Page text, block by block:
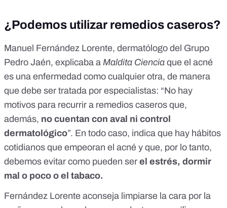
¿Podemos utilizar remedios caseros?
Manuel Fernández Lorente, dermatólogo del Grupo
Pedro Jaén, explicaba a Maldita Ciencia que el acné
es una enfermedad como cualquier otra, de manera
que debe ser tratada por especialistas: “No hay
motivos para recurrir a remedios caseros que,
además, no cuentan con aval ni control
dermatológico”. En todo caso, indica que hay hábitos
cotidianos que empeoran el acné y que, por lo tanto,
debemos evitar como pueden ser el estrés, dormir
mal o poco o el tabaco.
Fernández Lorente aconseja limpiarse la cara por la